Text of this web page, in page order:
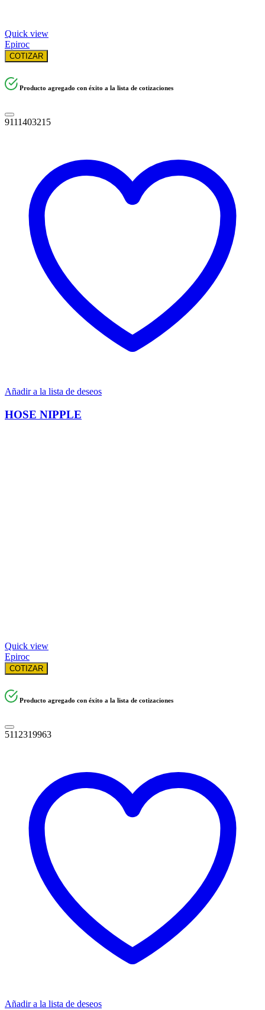
Quick view
Epiroc
COTIZAR
Producto agregado con éxito a la lista de cotizaciones
9111403215
Añadir a la lista de deseos
HOSE NIPPLE
Quick view
Epiroc
COTIZAR
Producto agregado con éxito a la lista de cotizaciones
5112319963
Añadir a la lista de deseos